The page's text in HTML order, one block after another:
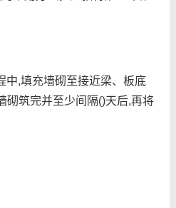
中,填充墙砌至接近梁、板底
砌筑完并至少间隔()天后,再将